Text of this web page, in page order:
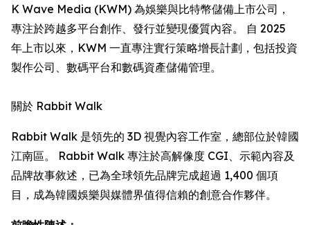
K Wave Media (KWM) 為娛樂與比特幣儲備上市公司，
專注於跨越多平台創作、發行並變現優質內容。 自 2025
年上市以來，KWM 一直專注實行策略增長計劃，包括投資
製作公司、數碼平台和數碼資產儲備管理。
關於 Rabbit Walk
Rabbit Walk 是領先的 3D 視覺內容工作室，總部位於韓國
江南區。 Rabbit Walk 專注於高解像度 CGI、示範內容及
品牌故事敘述，已為全球領先品牌完成超過 1,400 個項
目，成為韓國娛樂與媒體界值得信賴的創意合作夥伴。